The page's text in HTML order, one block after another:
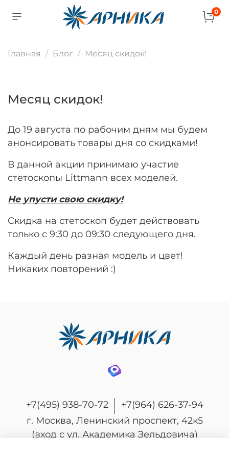
0
Главная Блог Месяц скидок!
Месяц скидок!
До 19 августа по рабочим дням мы будем
анонсировать товары дня со скидками!
В данной акции принимаю участие
стетоскопы Littmann всех моделей.
Не упусти свою скидку!
Скидка на стетоскоп будет действовать
только с 9:30 до 09:30 следующего дня.
Каждый день разная модель и цвет!
Никаких повторений :)
+7(495) 938-70-72
+7(964) 626-37-94
г. Москва, Ленинский проспект, 42к5
(вход с ул. Академика Зельдовича)